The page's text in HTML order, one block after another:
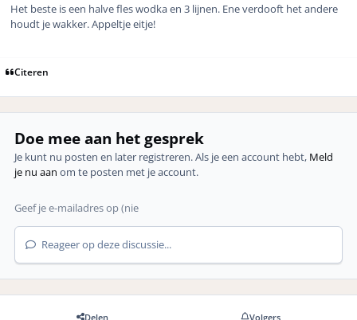
Het beste is een halve fles wodka en 3 lijnen. Ene verdooft het andere
houdt je wakker. Appeltje eitje!
Citeren
Doe mee aan het gesprek
Je kunt nu posten en later registreren. Als je een account hebt, Meld
je nu aan om te posten met je account.
Reageer op deze discussie...
Delen Volgers